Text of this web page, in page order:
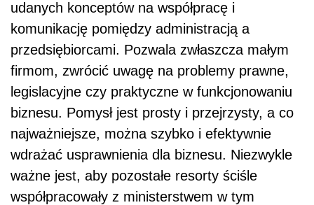
udanych konceptów na współpracę i
komunikację pomiędzy administracją a
przedsiębiorcami. Pozwala zwłaszcza małym
firmom, zwrócić uwagę na problemy prawne,
legislacyjne czy praktyczne w funkcjonowaniu
biznesu. Pomysł jest prosty i przejrzysty, a co
najważniejsze, można szybko i efektywnie
wdrażać usprawnienia dla biznesu. Niezwykle
ważne jest, aby pozostałe resorty ściśle
współpracowały z ministerstwem w tym